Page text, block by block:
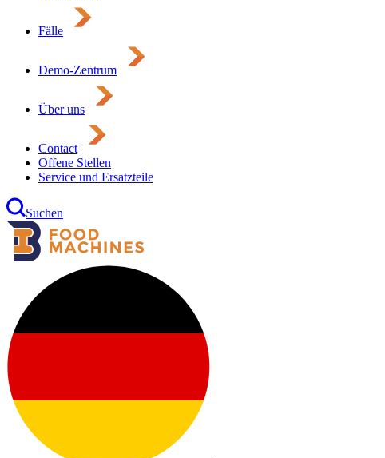
Fälle
Demo-Zentrum
Über uns
Contact
Offene Stellen
Service und Ersatzteile
Suchen